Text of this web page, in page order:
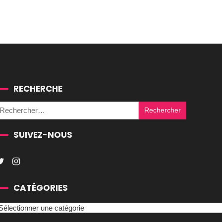
RECHERCHE
Rechercher :
SUIVEZ-NOUS
CATÉGORIES